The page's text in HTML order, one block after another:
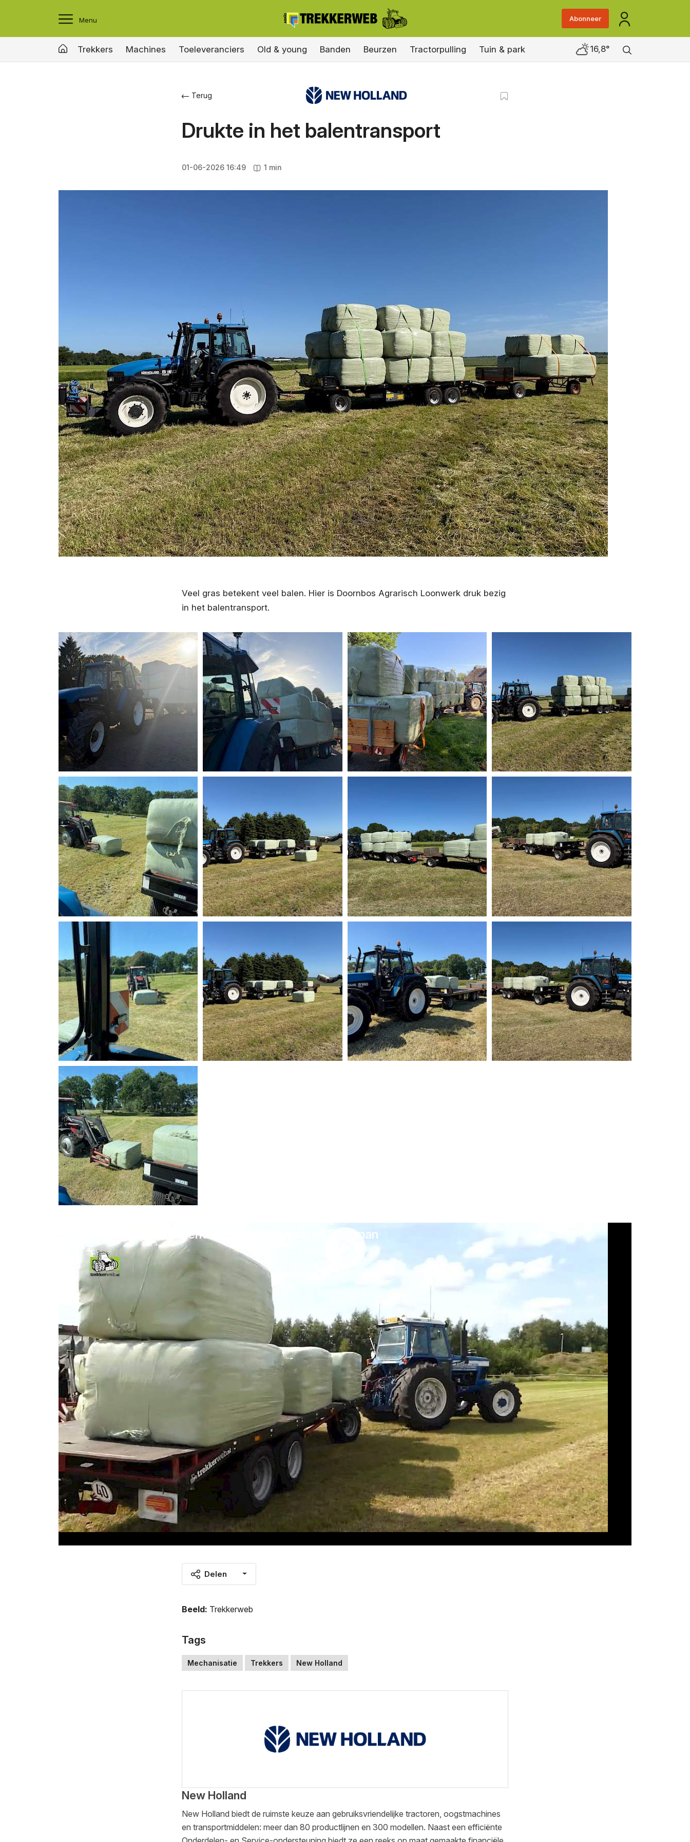
Menu Abonneer
Trekkers Machines Toeleveranciers Old & young Banden Beurzen Tractorpulling Tuin & park 16,8°
Terug
Drukte in het balentransport
01-06-2026 16:49 1 min
Veel gras betekent veel balen. Hier is Doornbos Agrarisch Loonwerk druk bezig
in het balentransport.
Ford TW 20 in het balentransport Buurman en Buurman
Delen
Beeld: Trekkerweb
Tags
Mechanisatie Trekkers New Holland
New Holland
New Holland biedt de ruimste keuze aan gebruiksvriendelijke tractoren, oogstmachines
en transportmiddelen: meer dan 80 productlijnen en 300 modellen. Naast een efficiënte